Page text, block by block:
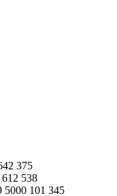
375
538
101 345